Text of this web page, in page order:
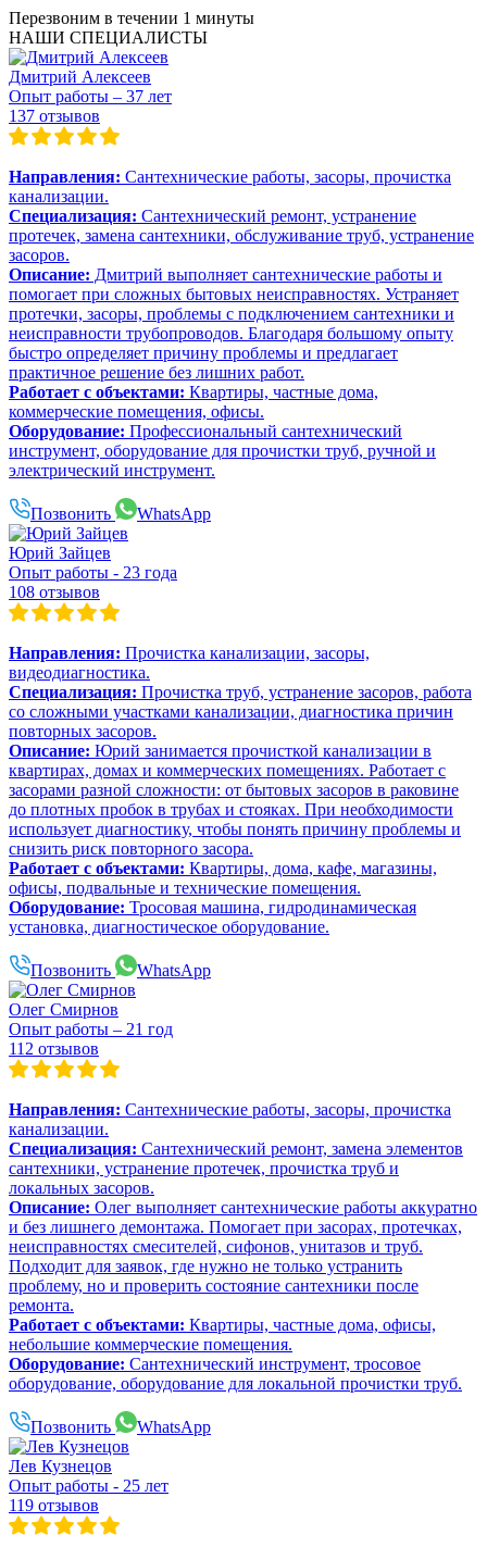
Перезвоним в течении 1 минуты
НАШИ СПЕЦИАЛИСТЫ
Дмитрий Алексеев
Опыт работы – 37 лет
137 отзывов
Направления: Сантехнические работы, засоры, прочистка
канализации.
Специализация: Сантехнический ремонт, устранение
протечек, замена сантехники, обслуживание труб, устранение
засоров.
Описание: Дмитрий выполняет сантехнические работы и
помогает при сложных бытовых неисправностях. Устраняет
протечки, засоры, проблемы с подключением сантехники и
неисправности трубопроводов. Благодаря большому опыту
быстро определяет причину проблемы и предлагает
практичное решение без лишних работ.
Работает с объектами: Квартиры, частные дома,
коммерческие помещения, офисы.
Оборудование: Профессиональный сантехнический
инструмент, оборудование для прочистки труб, ручной и
электрический инструмент.
Позвонить WhatsApp
Юрий Зайцев
Опыт работы - 23 года
108 отзывов
Направления: Прочистка канализации, засоры,
видеодиагностика.
Специализация: Прочистка труб, устранение засоров, работа
со сложными участками канализации, диагностика причин
повторных засоров.
Описание: Юрий занимается прочисткой канализации в
квартирах, домах и коммерческих помещениях. Работает с
засорами разной сложности: от бытовых засоров в раковине
до плотных пробок в трубах и стояках. При необходимости
использует диагностику, чтобы понять причину проблемы и
снизить риск повторного засора.
Работает с объектами: Квартиры, дома, кафе, магазины,
офисы, подвальные и технические помещения.
Оборудование: Тросовая машина, гидродинамическая
установка, диагностическое оборудование.
Позвонить WhatsApp
Олег Смирнов
Опыт работы – 21 год
112 отзывов
Направления: Сантехнические работы, засоры, прочистка
канализации.
Специализация: Сантехнический ремонт, замена элементов
сантехники, устранение протечек, прочистка труб и
локальных засоров.
Описание: Олег выполняет сантехнические работы аккуратно
и без лишнего демонтажа. Помогает при засорах, протечках,
неисправностях смесителей, сифонов, унитазов и труб.
Подходит для заявок, где нужно не только устранить
проблему, но и проверить состояние сантехники после
ремонта.
Работает с объектами: Квартиры, частные дома, офисы,
небольшие коммерческие помещения.
Оборудование: Сантехнический инструмент, тросовое
оборудование, оборудование для локальной прочистки труб.
Позвонить WhatsApp
Лев Кузнецов
Опыт работы - 25 лет
119 отзывов